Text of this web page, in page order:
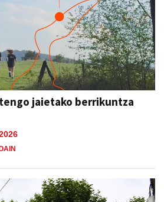
jaietako berrikuntza